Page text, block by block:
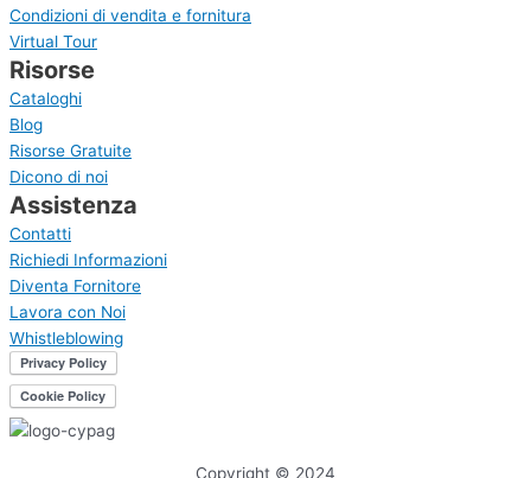
Condizioni di vendita e fornitura
Virtual Tour
Risorse
Cataloghi
Blog
Risorse Gratuite
Dicono di noi
Assistenza
Contatti
Richiedi Informazioni
Diventa Fornitore
Lavora con Noi
Whistleblowing
Copyright © 2024